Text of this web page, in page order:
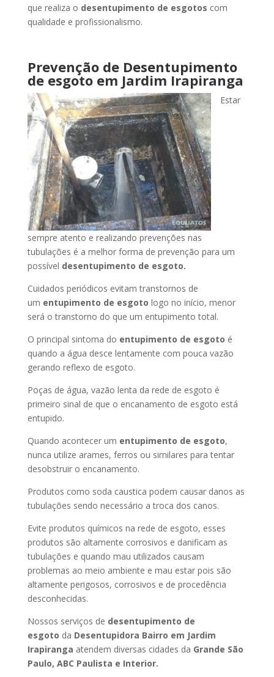
que realiza o desentupimento de esgotos com
qualidade e profissionalismo.
Prevenção de Desentupimento
de esgoto em Jardim Irapiranga
Estar
sempre atento e realizando prevenções nas
tubulações é a melhor forma de prevenção para um
possível desentupimento de esgoto.
Cuidados periódicos evitam transtornos de
um entupimento de esgoto logo no início, menor
será o transtorno do que um entupimento total.
O principal sintoma do entupimento de esgoto é
quando a água desce lentamente com pouca vazão
gerando reflexo de esgoto.
Poças de água, vazão lenta da rede de esgoto é
primeiro sinal de que o encanamento de esgoto está
entupido.
Quando acontecer um entupimento de esgoto,
nunca utilize arames, ferros ou similares para tentar
desobstruir o encanamento.
Produtos como soda caustica podem causar danos as
tubulações sendo necessário a troca dos canos.
Evite produtos químicos na rede de esgoto, esses
produtos são altamente corrosivos e danificam as
tubulações e quando mau utilizados causam
problemas ao meio ambiente e mau estar pois são
altamente perigosos, corrosivos e de procedência
desconhecidas.
Nossos serviços de desentupimento de
esgoto da Desentupidora Bairro em Jardim
Irapiranga atendem diversas cidades da Grande São
Paulo, ABC Paulista e Interior.